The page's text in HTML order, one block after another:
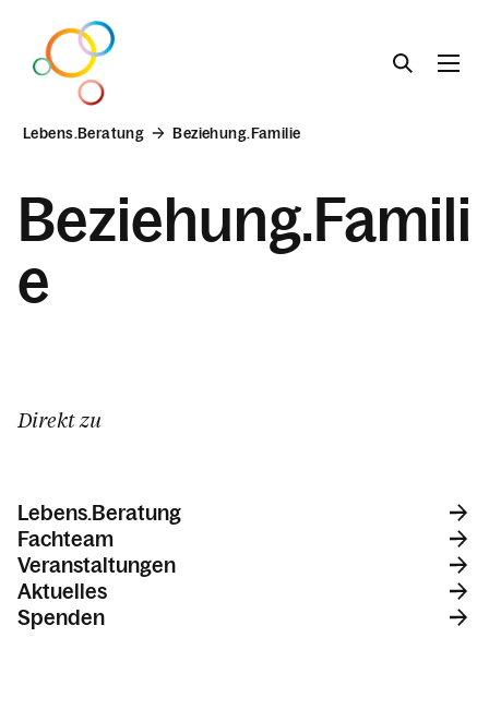
Beziehung.Familie
Familie.Leben
Getrennt.Leben
Lebens.Beratung Beziehung.Familie
Beziehung.Famili
e
Direkt zu
Lebens.Beratung
Fachteam
Veranstaltungen
Aktuelles
Spenden